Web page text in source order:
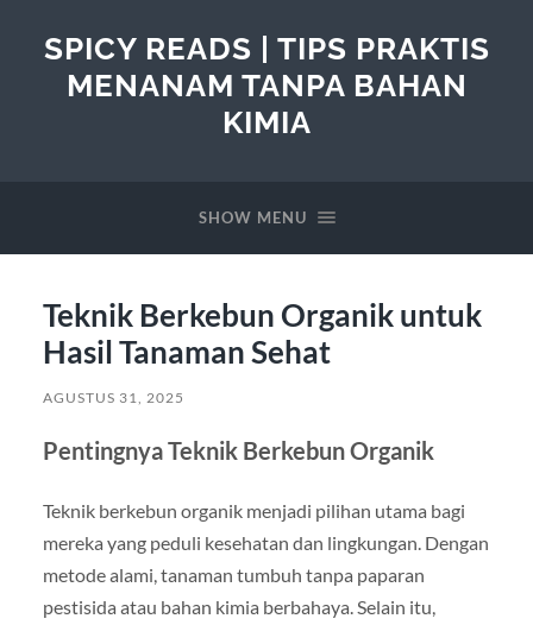
SPICY READS | TIPS PRAKTIS
MENANAM TANPA BAHAN
KIMIA
SHOW MENU
Teknik Berkebun Organik untuk
Hasil Tanaman Sehat
AGUSTUS 31, 2025
Pentingnya Teknik Berkebun Organik
Teknik berkebun organik menjadi pilihan utama bagi
mereka yang peduli kesehatan dan lingkungan. Dengan
metode alami, tanaman tumbuh tanpa paparan
pestisida atau bahan kimia berbahaya. Selain itu,